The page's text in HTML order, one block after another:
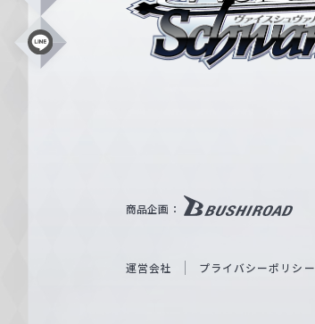
L
ス
W
i
商品企画：
運営会社 プライバシーポリシー